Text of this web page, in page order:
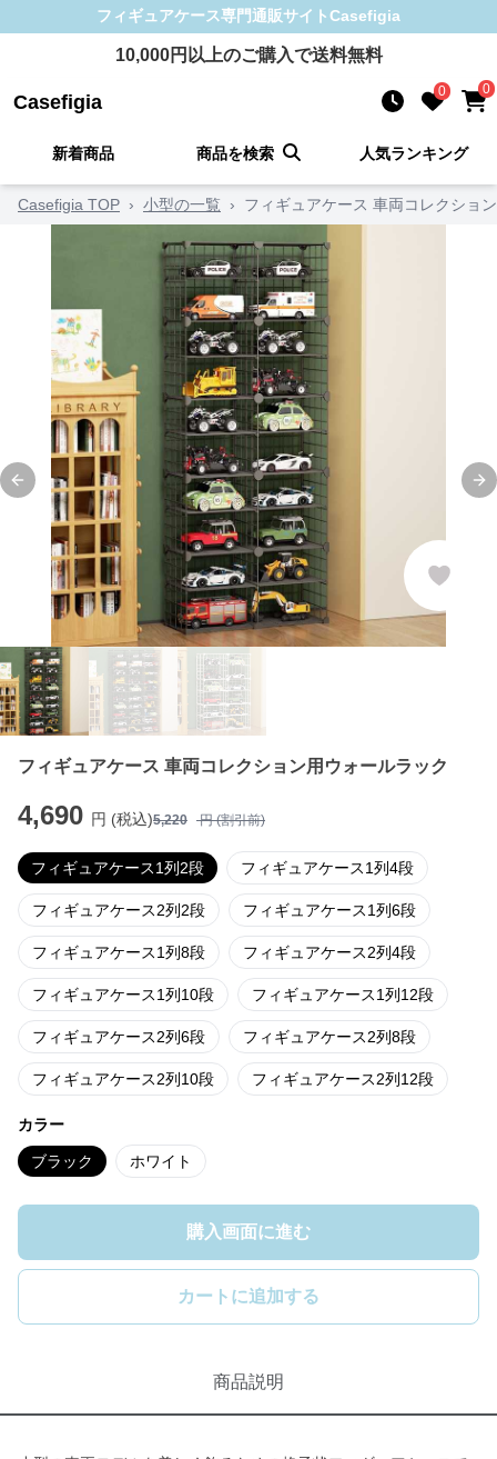
フィギュアケース専門通販サイトCasefigia
10,000円以上のご購入で送料無料
Casefigia 0 0
新着商品 商品を検索 人気ランキング
Casefigia TOP › 小型の一覧 › フィギュアケース 車両コレクショ
Previous slide
フィギュアケース 車両コレクション用ウォールラック
4,690 円 (税込)5,220 円 (割引前)
フィギュアケース1列2段 フィギュアケース1列4段
フィギュアケース2列2段 フィギュアケース1列6段
フィギュアケース1列8段 フィギュアケース2列4段
フィギュアケース1列10段 フィギュアケース1列12段
フィギュアケース2列6段 フィギュアケース2列8段
フィギュアケース2列10段 フィギュアケース2列12段
カラー
ブラック ホワイト
購入画面に進む
カートに追加する
商品説明